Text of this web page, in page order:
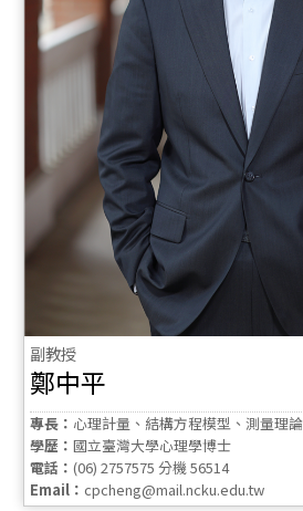
副教授
鄭中平
專長： 心理計量、結構方程模型、測量理論
學歷： 國立臺灣大學心理學博士
電話： (06) 2757575 分機 56514
Email： cpcheng@mail.ncku.edu.tw